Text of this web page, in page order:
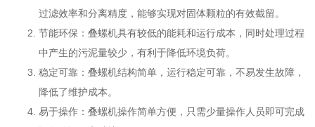
过滤效率和分离精度，能够实现对固体颗粒的有效截留。
节能环保：叠螺机具有较低的能耗和运行成本，同时处理过程
中产生的污泥量较少，有利于降低环境负荷。
稳定可靠：叠螺机结构简单，运行稳定可靠，不易发生故障，
降低了维护成本。
易于操作：叠螺机操作简单方便，只需少量操作人员即可完成